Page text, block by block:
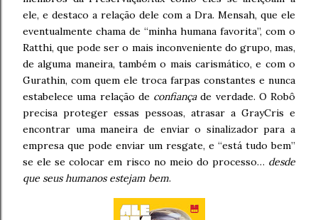
ele, e destaco a relação dele com a Dra. Mensah, que ele
eventualmente chama de “minha humana favorita”, com o
Ratthi, que pode ser o mais inconveniente do grupo, mas,
de alguma maneira, também o mais carismático, e com o
Gurathin, com quem ele troca farpas constantes e nunca
estabelece uma relação de confiançade verdade. O Robô
precisa proteger essas pessoas, atrasar a GrayCris e
encontrar uma maneira de enviar o sinalizador para a
empresa que pode enviar um resgate, e “está tudo bem”
se ele se colocar em risco no meio do processo… desde
que seus humanos estejam bem.